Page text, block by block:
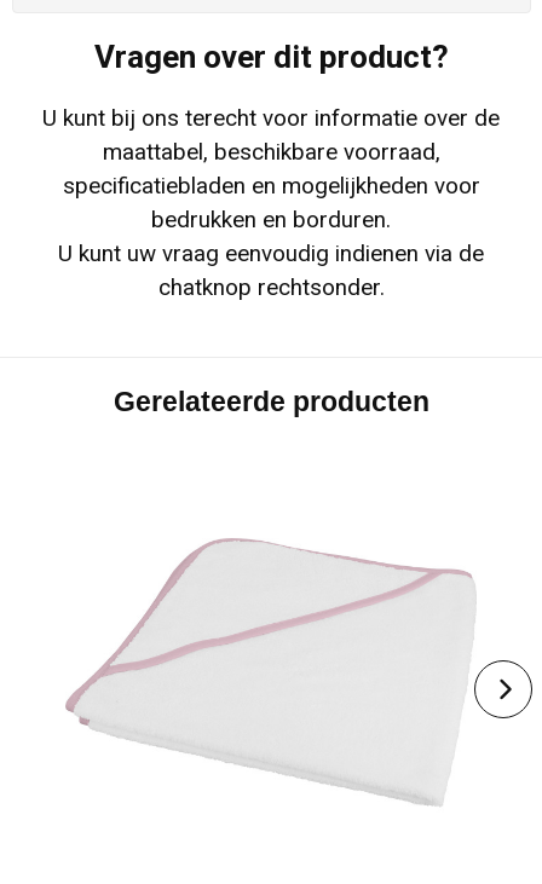
Vragen over dit product?
U kunt bij ons terecht voor informatie over de
maattabel, beschikbare voorraad,
specificatiebladen en mogelijkheden voor
bedrukken en borduren.
U kunt uw vraag eenvoudig indienen via de
chatknop rechtsonder.
Gerelateerde producten